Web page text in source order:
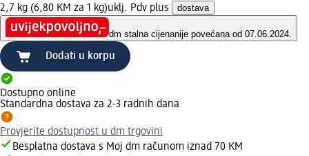
2,7 kg (6,80 KM za 1 kg)uklj. Pdv plus dostava
dm stalna cijenanije povećana od 07.06.2024.
Dodati u korpu
Dostupno online
Standardna dostava za 2-3 radnih dana
Provjerite dostupnost u dm trgovini
Besplatna dostava s Moj dm računom iznad 70 KM